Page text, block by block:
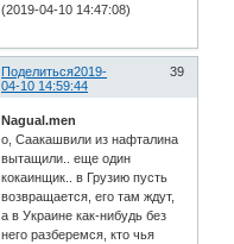
(2019-04-10 14:47:08)
Поделиться 39
2019-
04-10 14:59:44
Nagual.men
о, Саакашвили из нафталина
вытащили.. еще один
кокаинщик.. в Грузию пусть
возвращается, его там ждут,
а в Украине как-нибудь без
него разберемся, кто чья